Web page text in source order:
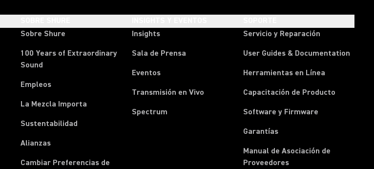
Sobre Shure
100 Years of Extraordinary
Sound
Empleos
La Mezcla Importa
Sustentabilidad
Alianzas
Cambiar Preferencias de
Insights
Sala de Prensa
Eventos
Transmisión en Vivo
Spectrum
Servicio y Reparación
User Guides & Documentation
Herramientas en Línea
Capacitación de Producto
Software y Firmware
Garantías
Manual de Asociación de
Proveedores(Opens in a new tab)